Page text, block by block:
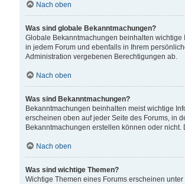
Nach oben
Was sind globale Bekanntmachungen?
Globale Bekanntmachungen beinhalten
in jedem Forum und ebenfalls in Ihrem
Administration vergebenen Berechtigungen ab.
Nach oben
Was sind Bekanntmachungen?
Bekanntmachungen beinhalten meist wichtige
erscheinen oben auf jeder Seite des Forums, in
Bekanntmachungen erstellen können oder
Nach oben
Was sind wichtige Themen?
Wichtige Themen eines Forums erscheinen